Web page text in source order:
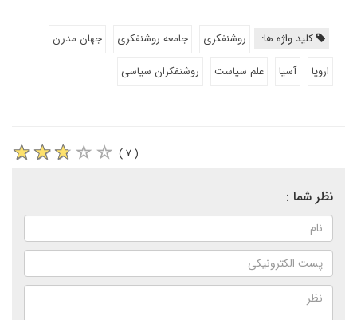
کلید واژه ها: روشنفکری جامعه روشنفکری
جهان مدرن
اروپا
آسیا علم سیاست روشنفکران سیاسی
( ۷ )
نظر شما :